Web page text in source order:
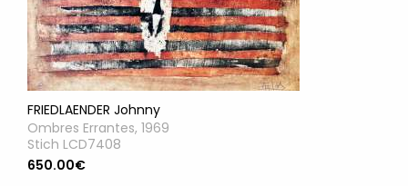
FRIEDLAENDER Johnny
Ombres Errantes, 1969
Stich LCD7408
650.00€